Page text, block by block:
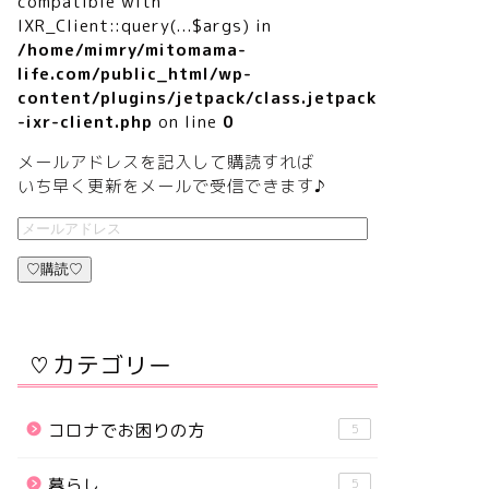
IXR_Client::query(...$args) in
/home/mimry/mitomama-
life.com/public_html/wp-
content/plugins/jetpack/class.jetpack
-ixr-client.php on line 0
メールアドレスを記入して購読すれば
いち早く更新をメールで受信できます♪
♡購読♡
♡カテゴリー
コロナでお困りの方 5
5